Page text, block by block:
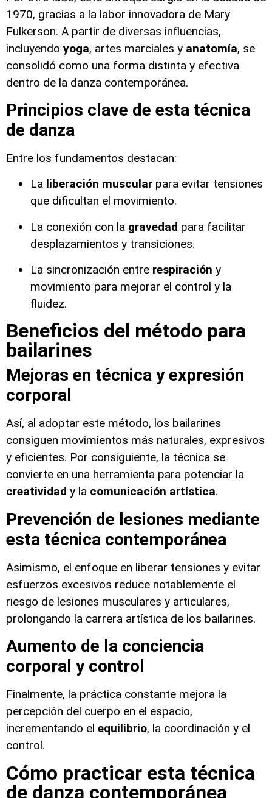
1970, gracias a la labor innovadora de Mary
Fulkerson. A partir de diversas influencias,
incluyendo yoga, artes marciales y anatomía, se
consolidó como una forma distinta y efectiva
dentro de la danza contemporánea.
Principios clave de esta técnica
de danza
Entre los fundamentos destacan:
La liberación muscular para evitar tensiones
que dificultan el movimiento.
La conexión con la gravedad para facilitar
desplazamientos y transiciones.
La sincronización entre respiración y
movimiento para mejorar el control y la
fluidez.
Beneficios del método para
bailarines
Mejoras en técnica y expresión
corporal
Así, al adoptar este método, los bailarines
consiguen movimientos más naturales, expresivos
y eficientes. Por consiguiente, la técnica se
convierte en una herramienta para potenciar la
creatividad y la comunicación artística.
Prevención de lesiones mediante
esta técnica contemporánea
Asimismo, el enfoque en liberar tensiones y evitar
esfuerzos excesivos reduce notablemente el
riesgo de lesiones musculares y articulares,
prolongando la carrera artística de los bailarines.
Aumento de la conciencia
corporal y control
Finalmente, la práctica constante mejora la
percepción del cuerpo en el espacio,
incrementando el equilibrio, la coordinación y el
control.
Cómo practicar esta técnica
de danza contemporánea